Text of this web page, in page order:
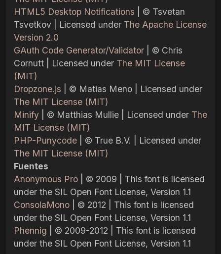
HTML5 Desktop Notifications | © Tsvetan
Tsvetkov | Licensed under The Apache License
Version 2.0
GAuth Code Generator/Validator | © Chris
Cornutt | Licensed under The MIT License
(MIT)
Dropzone.js | © Matias Meno | Licensed under
The MIT License (MIT)
Minify | © Matthias Mullie | Licensed under The
MIT License (MIT)
PHP-Punycode | © True B.V. | Licensed under
The MIT License (MIT)
Fuentes
Anonymous Pro | © 2009 | This font is licensed
under the SIL Open Font License, Version 1.1
ConsolaMono | © 2012 | This font is licensed
under the SIL Open Font License, Version 1.1
Phennig | © 2009-2012 | This font is licensed
under the SIL Open Font License, Version 1.1